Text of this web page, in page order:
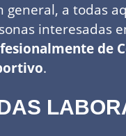
general, a todas
interesadas
de
.